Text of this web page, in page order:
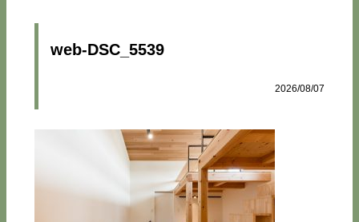
web-DSC_5539
2026/08/07